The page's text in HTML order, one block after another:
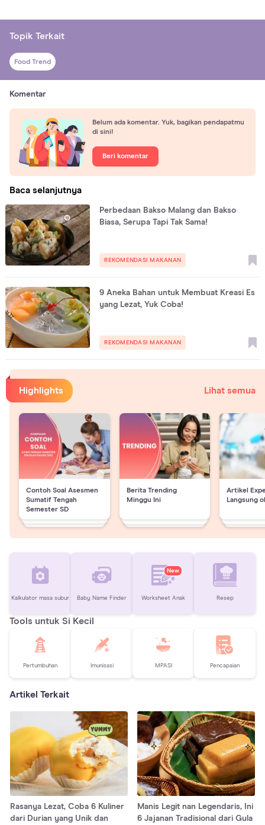
Topik Terkait
Food Trend
Komentar
Belum ada komentar. Yuk, bagikan pendapatmu
di sini!
Beri komentar
Baca selanjutnya
Perbedaan Bakso Malang dan Bakso
Biasa, Serupa Tapi Tak Sama!
REKOMENDASI MAKANAN
9 Aneka Bahan untuk Membuat Kreasi Es
yang Lezat, Yuk Coba!
REKOMENDASI MAKANAN
Highlights Lihat semua
Contoh Soal Asesmen
Sumatif Tengah
Semester SD
Berita Trending
Minggu Ini
Artikel
Langsung
Kalkulator masa subur Baby Name Finder
New
Worksheet Anak Resep
Tools untuk Si Kecil
Pertumbuhan Imunisasi MPASI Pencapaian
Artikel Terkait
Rasanya Lezat, Coba 6 Kuliner
dari Durian yang Unik dan
Manis Legit nan Legendaris, Ini
6 Jajanan Tradisional dari Gula